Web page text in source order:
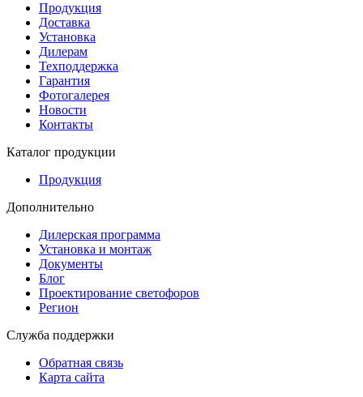
Продукция
Доставка
Установка
Дилерам
Техподдержка
Гарантия
Фотогалерея
Новости
Контакты
Каталог продукции
Продукция
Дополнительно
Дилерская программа
Установка и монтаж
Документы
Блог
Проектирование светофоров
Регион
Служба поддержки
Обратная связь
Карта сайта